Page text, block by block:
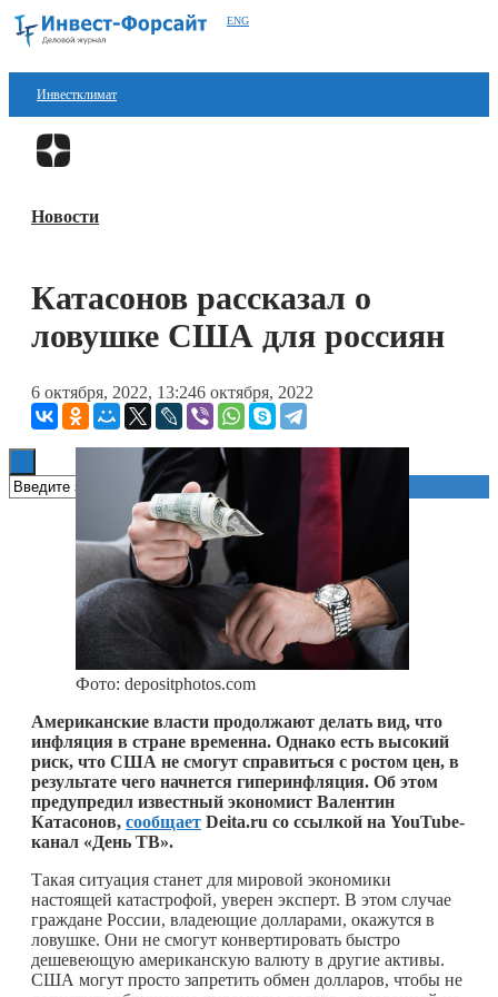
ENG
Инвестклимат
Финансы
Блокчейн
Книги
Новости
Катасонов рассказал о
ловушке США для россиян
6 октября, 2022, 13:246 октября, 2022
Фото: depositphotos.com
Американские власти продолжают делать вид, что
инфляция в стране временна. Однако есть высокий
риск, что США не смогут справиться с ростом цен, в
результате чего начнется гиперинфляция. Об этом
предупредил известный экономист Валентин
Катасонов, сообщает Deita.ru со ссылкой на YouTube-
канал «День ТВ».
Такая ситуация станет для мировой экономики
настоящей катастрофой, уверен эксперт. В этом случае
граждане России, владеющие долларами, окажутся в
ловушке. Они не смогут конвертировать быстро
дешевеющую американскую валюту в другие активы.
США могут просто запретить обмен долларов, чтобы не